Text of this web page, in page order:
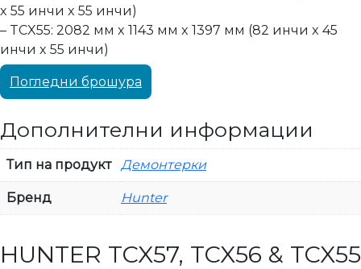
x 55 инчи x 55 инчи)
– TCX55: 2082 мм x 1143 мм x 1397 мм (82 инчи x 45
инчи x 55 инчи)
Погледни брошура
Дополнителни информации
Тип на продукт Демонтерки
Бренд Hunter
HUNTER TCX57, TCX56 & TCX55